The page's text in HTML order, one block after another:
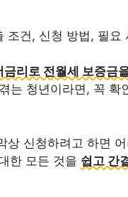
조건, 신청 방법, 필요
금리로 전월세 보증금
는 청년이라면, 꼭 확
상 신청하려고 하면
한 모든 것을 쉽고 간